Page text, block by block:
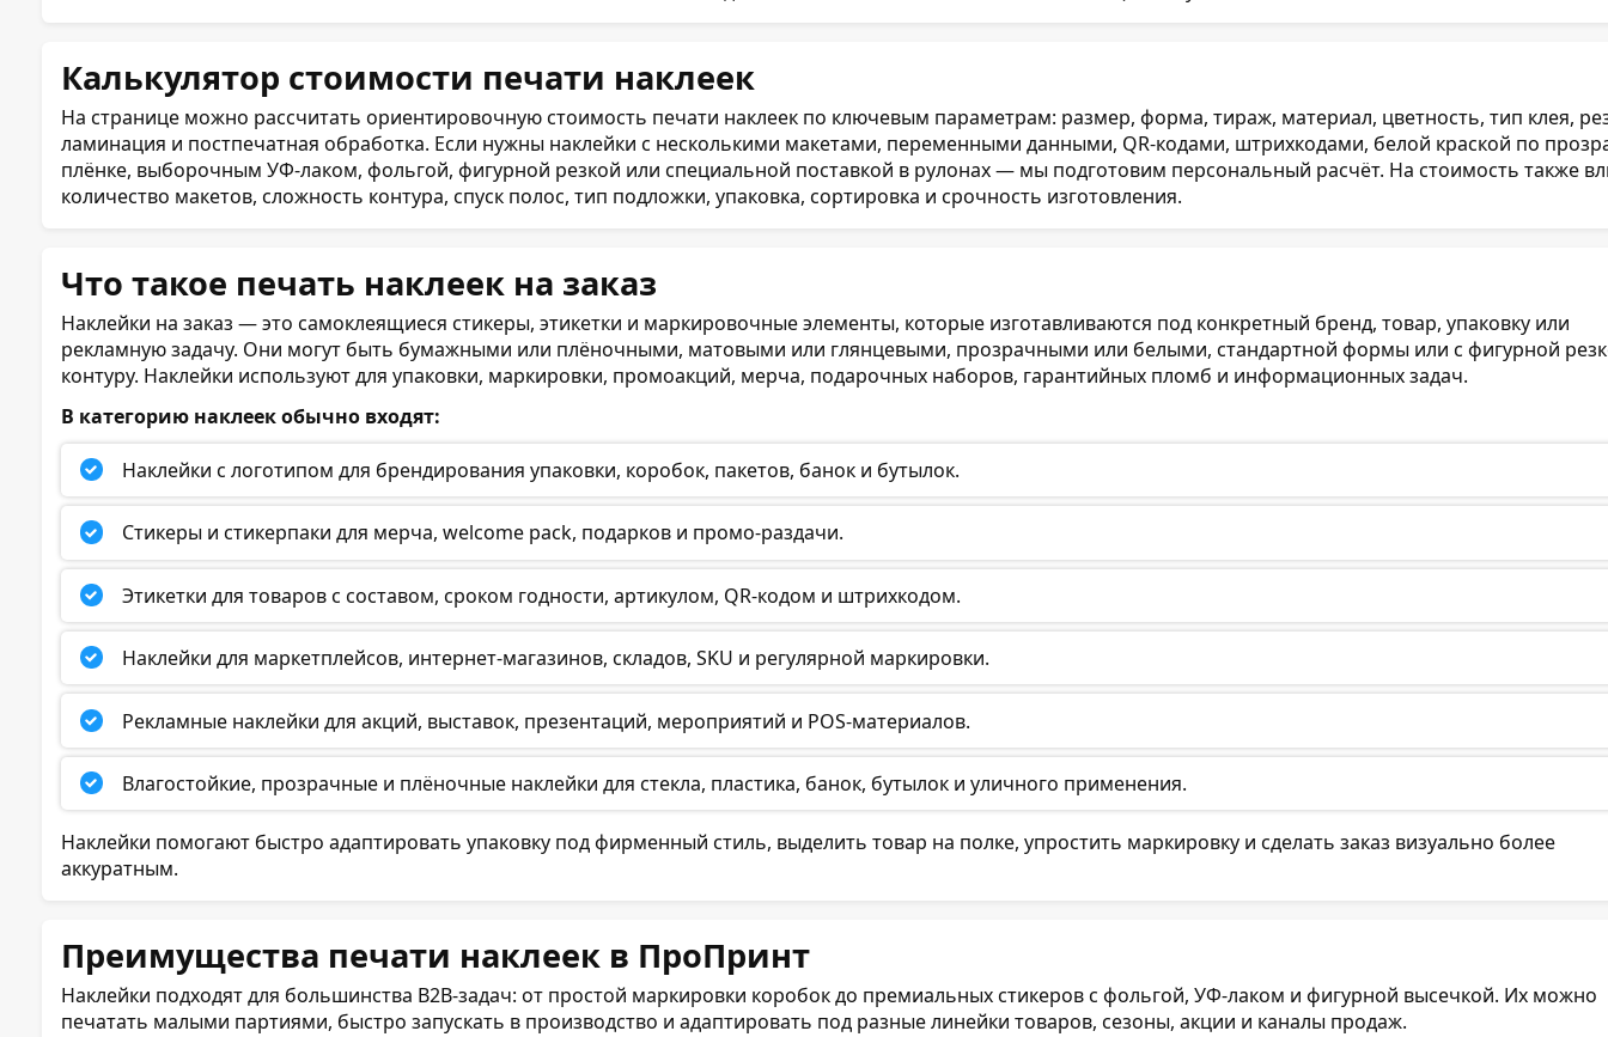
Калькулятор стоимости печати наклеек
На странице можно рассчитать ориентировочную стоимость печати наклеек по ключевым параметрам: размер, форма, тираж, материал, цветность, тип клея,
ламинация и постпечатная обработка. Если нужны наклейки с несколькими макетами, переменными данными, QR-кодами, штрихкодами, белой краской по
плёнке, выборочным УФ-лаком, фольгой, фигурной резкой или специальной поставкой в рулонах — мы подготовим персональный расчёт. На стоимость также
количество макетов, сложность контура, спуск полос, тип подложки, упаковка, сортировка и срочность изготовления.
Что такое печать наклеек на заказ
Наклейки на заказ — это самоклеящиеся стикеры, этикетки и маркировочные элементы, которые изготавливаются под конкретный бренд, товар, упаковку или
рекламную задачу. Они могут быть бумажными или плёночными, матовыми или глянцевыми, прозрачными или белыми, стандартной формы или с фигурной
контуру. Наклейки используют для упаковки, маркировки, промоакций, мерча, подарочных наборов, гарантийных пломб и информационных задач.
В категорию наклеек обычно входят:
Наклейки с логотипом для брендирования упаковки, коробок, пакетов, банок и бутылок.
Стикеры и стикерпаки для мерча, welcome pack, подарков и промо-раздачи.
Этикетки для товаров с составом, сроком годности, артикулом, QR-кодом и штрихкодом.
Наклейки для маркетплейсов, интернет-магазинов, складов, SKU и регулярной маркировки.
Рекламные наклейки для акций, выставок, презентаций, мероприятий и POS-материалов.
Влагостойкие, прозрачные и плёночные наклейки для стекла, пластика, банок, бутылок и уличного применения.
Наклейки помогают быстро адаптировать упаковку под фирменный стиль, выделить товар на полке, упростить маркировку и сделать заказ визуально более
аккуратным.
Преимущества печати наклеек в ПроПринт
Наклейки подходят для большинства B2B-задач: от простой маркировки коробок до премиальных стикеров с фольгой, УФ-лаком и фигурной высечкой. Их можно
печатать малыми партиями, быстро запускать в производство и адаптировать под разные линейки товаров, сезоны, акции и каналы продаж.